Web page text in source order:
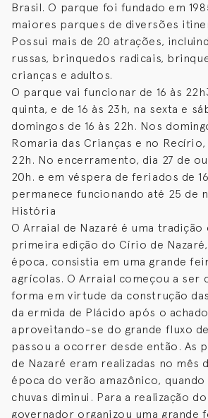
Brasil. O parque foi fundado em
maiores parques de diversões
Possui mais de 20 atrações,
russas, brinquedos radicais,
crianças e adultos.
O parque vai funcionar de 16 às
quinta, e de 16 às 23h, na sexta e
domingos de 16 às 22h. Nos
Romaria das Crianças e no
22h. No encerramento, dia 27 de
20h. e em véspera de feriados de
permanece funcionando até 25 de
História
O Arraial de Nazaré é uma tradição
primeira edição do Círio de Nazaré,
época, consistia em uma grande
agrícolas. O Arraial começou a ser
forma em virtude da construção
da ermida de Plácido após o
aproveitando-se do grande fluxo
passou a ocorrer desde então. As
de Nazaré eram realizadas no mês
época do verão amazônico,
chuvas diminui. Para a realização
governador organizou uma grande